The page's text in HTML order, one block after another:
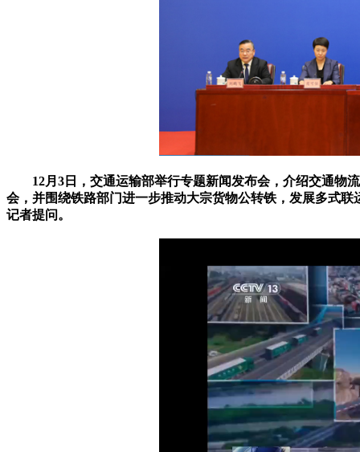
12月3日，交通运输部举行专题新闻发布会，介绍交通物
会，并围绕铁路部门进一步推动大宗货物公转铁，发展多式
记者提问。